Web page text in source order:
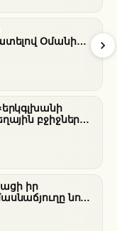
Օմանի
Հորմուզի
բջիջները
իր
նոր